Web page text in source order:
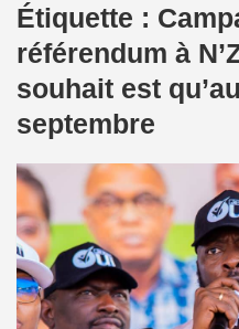
Étiquette :
référendum à
souhait est
septembre